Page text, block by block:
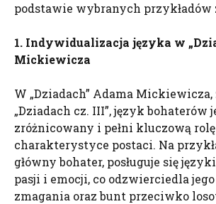
podstawie wybranych
1. Indywidualizacja języka w
Mickiewicza
W „Dziadach” Adama Mickiewicza,
„Dziadach cz. III”, język bohaterów
zróżnicowany i pełni kluczową
charakterystyce postaci. Na
główny bohater, posługuje się
pasji i emocji, co odzwierciedla
zmagania oraz bunt przeciwko